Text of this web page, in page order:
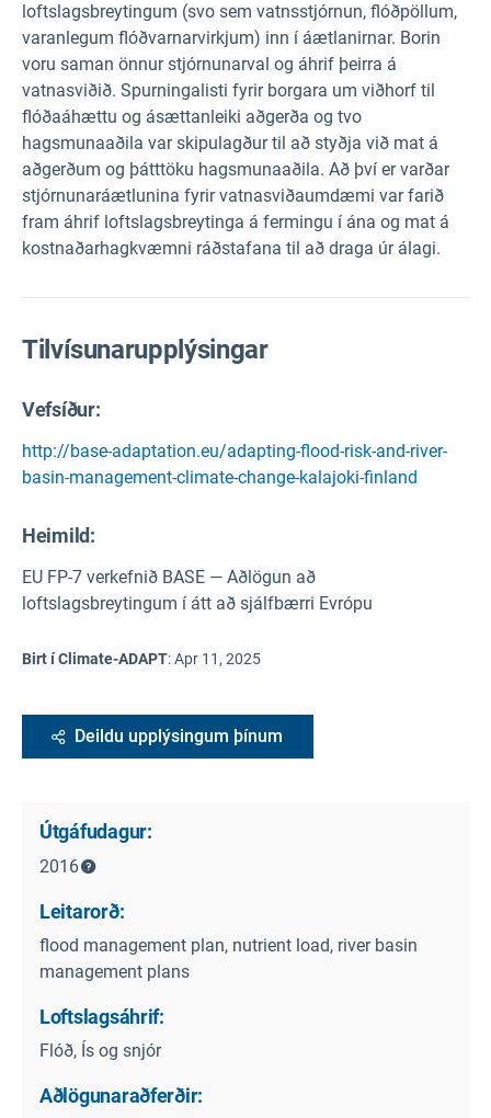
loftslagsbreytingum (svo sem vatnsstjórnun, flóðpöllum,
varanlegum flóðvarnarvirkjum) inn í áætlanirnar. Borin
voru saman önnur stjórnunarval og áhrif þeirra á
vatnasviðið. Spurningalisti fyrir borgara um viðhorf til
flóðaáhættu og ásættanleiki aðgerða og tvo
hagsmunaaðila var skipulagður til að styðja við mat á
aðgerðum og þátttöku hagsmunaaðila. Að því er varðar
stjórnunaráætlunina fyrir vatnasviðaumdæmi var farið
fram áhrif loftslagsbreytinga á fermingu í ána og mat á
kostnaðarhagkvæmni ráðstafana til að draga úr álagi.
Tilvísunarupplýsingar
Vefsíður:
http://base-adaptation.eu/adapting-flood-risk-and-river-
basin-management-climate-change-kalajoki-finland
Heimild:
EU FP-7 verkefnið BASE — Aðlögun að
loftslagsbreytingum í átt að sjálfbærri Evrópu
Birt í Climate-ADAPT:Apr 11, 2025
Deildu upplýsingum þínum
Útgáfudagur:
2016
Leitarorð:
flood management plan, nutrient load, river basin
management plans
Loftslagsáhrif:
Flóð, Ís og snjór
Aðlögunaraðferðir: